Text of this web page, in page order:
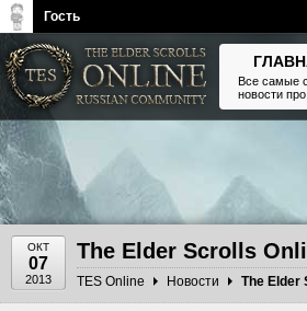
ОКТ
07
2013
The Elder Scrolls
TES Online Новости
The Elder Scrolls, Fallout,
Bethesda Softworks - статьи,
новости, дополнения
Все самые
новости
Гость